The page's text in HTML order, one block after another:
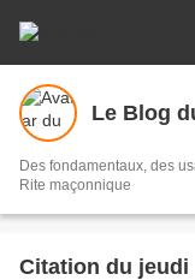
Le Blog
Des fondamentaux, des
Rite maçonnique
Citation du jeudi